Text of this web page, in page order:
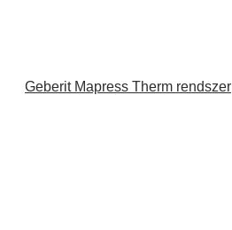
Geberit Mapress Therm rendszer